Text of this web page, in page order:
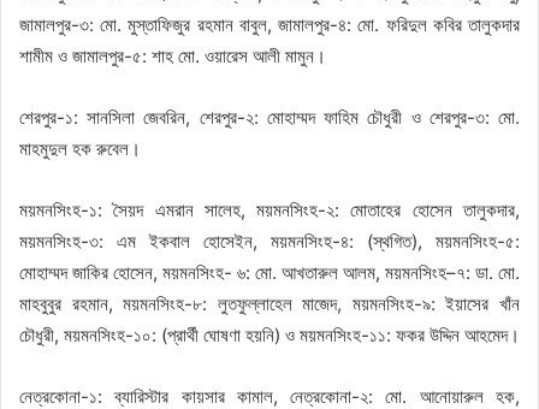
জামালপুর-৩: মো. মুস্তাফিজুর রহমান বাবুল, জামালপুর-৪: মো. ফরিদুল কবির তালুকদার
শামীম ও জামালপুর-৫: শাহ মো. ওয়ারেস আলী মামুন।
শেরপুর-১: সানসিলা জেবরিন, শেরপুর-২: মোহাম্মদ ফাহিম চৌধুরী ও শেরপুর-৩: মো.
মাহমুদুল হক রুবেল।
ময়মনসিংহ-১: সৈয়দ এমরান সালেহ, ময়মনসিংহ-২: মোতাহের হোসেন তালুকদার,
ময়মনসিংহ-৩: এম ইকবাল হোসেইন, ময়মনসিংহ-৪: (স্থগিত), ময়মনসিংহ-৫:
মোহাম্মদ জাকির হোসেন, ময়মনসিংহ- ৬: মো. আখতারুল আলম, ময়মনসিংহ–৭: ডা. মো.
মাহবুবুর রহমান, ময়মনসিংহ-৮: লুতফুল্লাহেল মাজেদ, ময়মনসিংহ-৯: ইয়াসের খাঁন
চৌধুরী, ময়মনসিংহ-১০: (প্রার্থী ঘোষণা হয়নি) ও ময়মনসিংহ-১১: ফকর উদ্দিন আহমেদ।
নেত্রকোনা-১: ব্যারিস্টার কায়সার কামাল, নেত্রকোনা-২: মো. আনোয়ারুল হক,